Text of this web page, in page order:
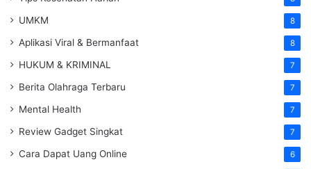
UMKM 8
Aplikasi Viral & Bermanfaat 8
HUKUM & KRIMINAL 7
Berita Olahraga Terbaru 7
Mental Health 7
Review Gadget Singkat 7
Cara Dapat Uang Online 6